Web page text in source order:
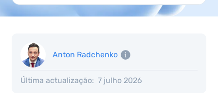
Anton Radchenko
Última actualização: 7 julho 2026